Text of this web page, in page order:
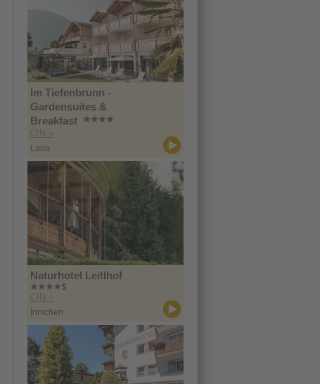
Im Tiefenbrunn -
Gardensuites &
Breakfast
CIN +
Lana
Naturhotel Leitlhof
CIN +
Innichen